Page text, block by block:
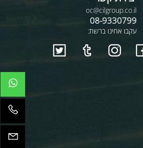
יצירת קשר
08-9330799